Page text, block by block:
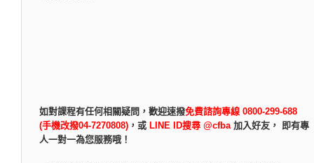
如對課程有任何相關疑問， 歡迎速撥免費諮詢專線 0800-299-688
(手機改撥04-7270808) ， 或 LINE ID搜尋 @cfba 加入好友， 即有專
人一對一為您服務哦！